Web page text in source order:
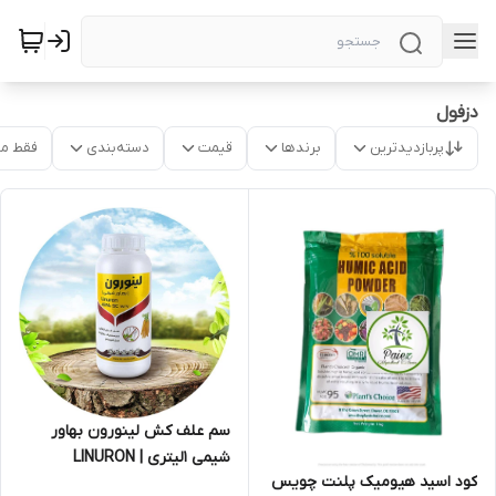
دزفول
پربازدیدترین برندها قیمت دسته‌بندی فقط
کود اسید هیومیک پلنت چویس
سم علف کش لینورون بهاور
شیمی 1لیتری | LINURON